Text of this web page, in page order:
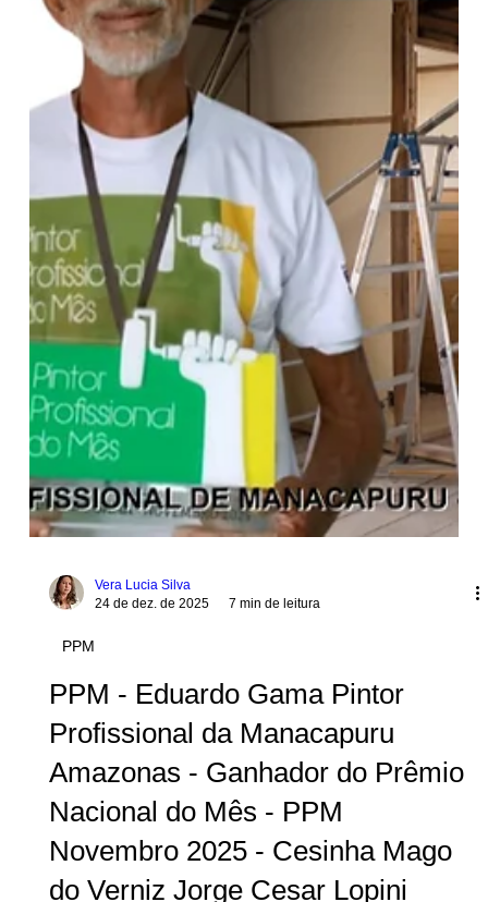
24 de dez. de 2025
7 min de leitura
PPM
PPM - Eduardo Gama Pintor
Profissional da Manacapuru
Amazonas - Ganhador do Prêmio